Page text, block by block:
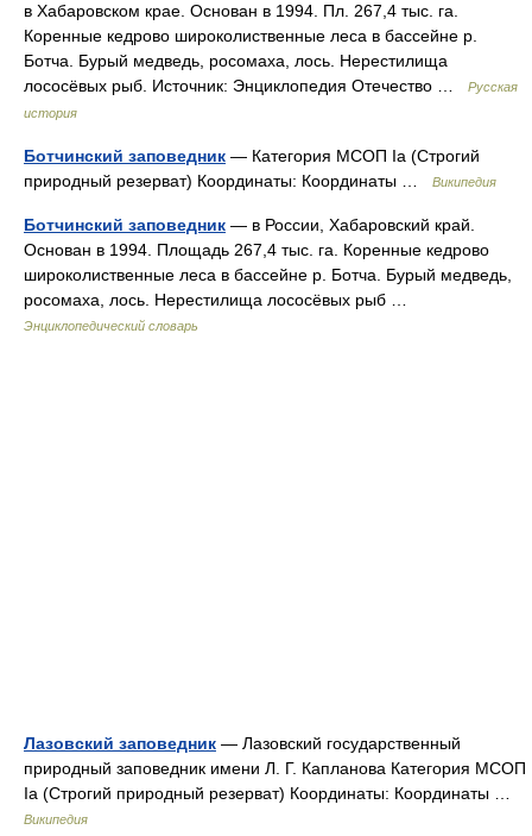
в Хабаровском крае. Основан в 1994. Пл. 267,4 тыс. га.
Коренные кедрово широколиственные леса в бассейне р.
Ботча. Бурый медведь, росомаха, лось. Нерестилища
лососёвых рыб. Источник: Энциклопедия Отечество …
Русская
история
Ботчинский заповедник — Категория МСОП Ia (Строгий
природный резерват) Координаты: Координаты …
Википедия
Ботчинский заповедник — в России, Хабаровский край.
Основан в 1994. Площадь 267,4 тыс. га. Коренные кедрово
широколиственные леса в бассейне р. Ботча. Бурый медведь,
росомаха, лось. Нерестилища лососёвых рыб …
Энциклопедический словарь
Лазовский заповедник — Лазовский государственный
природный заповедник имени Л. Г. Капланова Категория МСОП
Ia (Строгий природный резерват) Координаты: Координаты …
Википедия